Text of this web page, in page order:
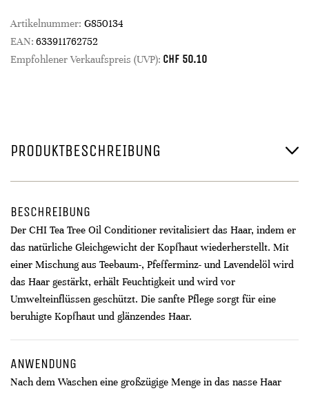
Artikelnummer: G850134
EAN: 633911762752
Empfohlener Verkaufspreis (UVP): CHF 50.10
PRODUKTBESCHREIBUNG
BESCHREIBUNG
Der CHI Tea Tree Oil Conditioner revitalisiert das Haar, indem er
das natürliche Gleichgewicht der Kopfhaut wiederherstellt. Mit
einer Mischung aus Teebaum-, Pfefferminz- und Lavendelöl wird
das Haar gestärkt, erhält Feuchtigkeit und wird vor
Umwelteinflüssen geschützt. Die sanfte Pflege sorgt für eine
beruhigte Kopfhaut und glänzendes Haar.
ANWENDUNG
Nach dem Waschen eine großzügige Menge in das nasse Haar